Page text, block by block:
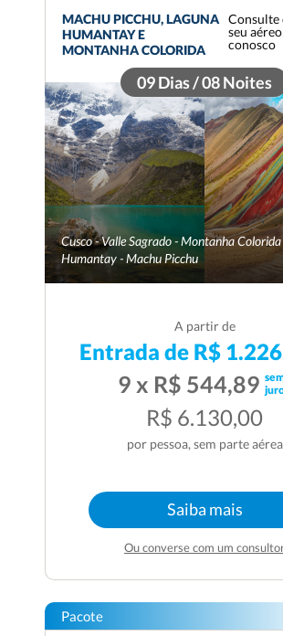
MACHU PICCHU, LAGUNA
HUMANTAY E
MONTANHA COLORIDA
Consulte
seu aéreo
conosco
09 Dias / 08 Noites
Cusco - Valle Sagrado - Montanha
Humantay - Machu Picchu
A partir de
Entrada de R$
9 x R$ 544,89
R$ 6.130,00
por pessoa, sem parte aérea
Saiba mais
Ou converse com um
Pacote